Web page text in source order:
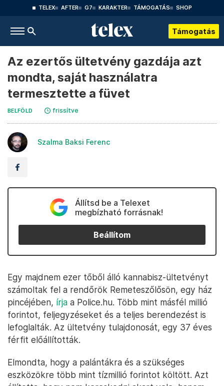
TELEX AFTER G7 KARAKTER TÁMOGATÁS SHOP
Támogatás
Az ezertős ültetvény gazdája azt
mondta, saját használatra
termesztette a füvet
BELFÖLD frissítve
Szalma Baksi Ferenc
Állítsd be a Telexet
megbízható forrásnak!
Beállítom
Egy majdnem ezer tőből álló kannabisz-ültetvényt
számoltak fel a rendőrök Remeteszőlősön, egy ház
pincéjében, írja a Police.hu. Több mint másfél millió
forintot, feljegyzéseket és a teljes berendezést is
lefoglalták. Az ültetvény tulajdonosát, egy 37 éves
férfit előállították.
Elmondta, hogy a palántákra és a szükséges
eszközökre több mint tízmillió forintot költött. Azt